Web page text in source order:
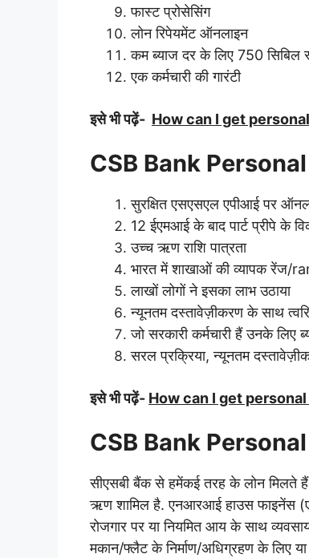
फास्ट प्रोसेसिंग
लोन रिपेयमेंट ऑनलाइन
कम ब्याज दर के लिए 750 सिबिल
एक कर्मचारी की गारंटी
इसे भी पढ़ें- How can I get
CSB Bank Personal
सुरक्षित एसएसएल एपीआई पर
12 ईएमआई के बाद पार्ट प्रीपे के
उच्च ऋण राशि पात्रता
भारत में शाखाओं की व्यापक रेंज/
लाखों लोगों ने इसका लाभ उठाया
न्यूनतम दस्तावेज़ीकरण के साथ
जो सरकारी कर्मचारी हैं उनके लिए
सरल प्रक्रिया, न्यूनतम
इसे भी पढ़ें- How can I get
CSB Bank Personal
सीएसबी बैंक से हमेंकई तरह के लोन मिलते
ऋण शामिल है.एनआरआई हाउस फाइनेंस
रोजगार पर या नियमित आय के साथ
मकान/फ्लैट के निर्माण/अधिग्रहण के लिए या